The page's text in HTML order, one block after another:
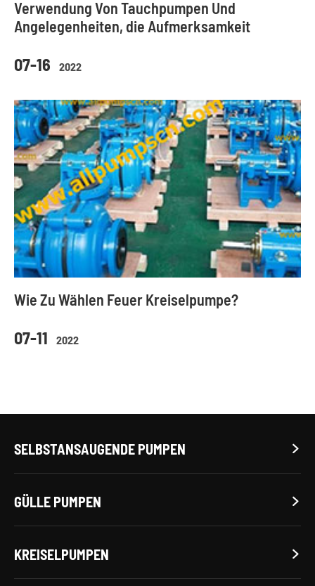
07-16 2022
Verwendung Von Tauchpumpen Und
Angelegenheiten, die Aufmerksamkeit
07-11 2022
Wie Zu Wählen Feuer Kreiselpumpe?
SELBSTANSAUGENDE PUMPEN 
GÜLLE PUMPEN 
KREISELPUMPEN 